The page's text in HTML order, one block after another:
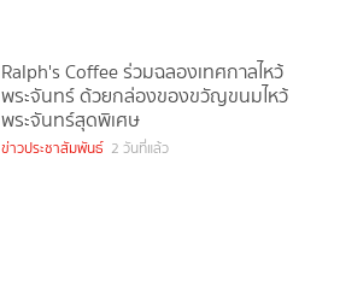
Ralph's Coffee ร่วมฉลองเทศกาลไหว้
พระจันทร์ ด้วยกล่องของขวัญขนมไหว้
พระจันทร์สุดพิเศษ
ข่าวประชาสัมพันธ์ 2 วันที่แล้ว